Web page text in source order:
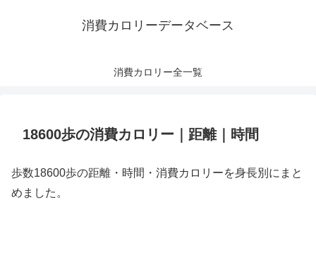
消費カロリーデータベース
消費カロリー全一覧
18600歩の消費カロリー｜距離｜時間
歩数18600歩の距離・時間・消費カロリーを身長別にまと
めました。